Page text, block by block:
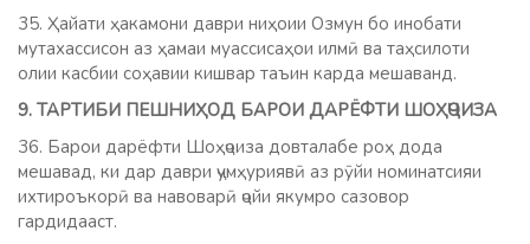
35. Ҳайати ҳакамони даври ниҳоии Озмун бо инобати
мутахассисон аз ҳамаи муассисаҳои илмӣ ва таҳсилоти
олии касбии соҳавии кишвар таъин карда мешаванд.
9. ТАРТИБИ ПЕШНИҲОД БАРОИ ДАРЁФТИ ШОҲҶОИЗА
36. Барои дарёфти Шоҳҷоиза довталабе роҳ дода
мешавад, ки дар даври ҷумҳуриявӣ аз рӯйи номинатсияи
ихтироъкорӣ ва навоварӣ ҷойи якумро сазовор
гардидааст.